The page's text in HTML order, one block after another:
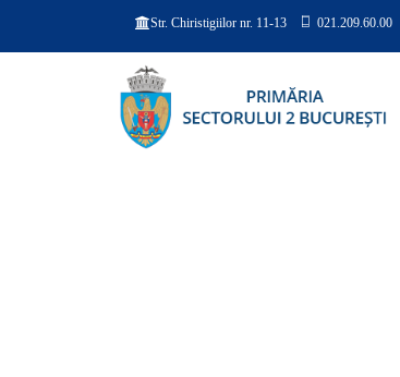
Str. Chiristigiilor nr. 11-13 021.209.60.00